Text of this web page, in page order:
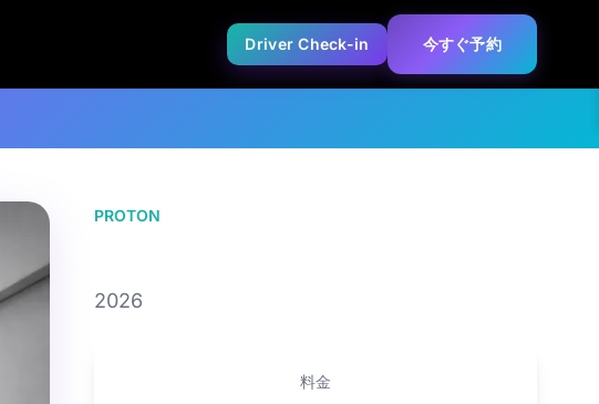
Driver Check-in 今すぐ予約
PROTON
2026
料金